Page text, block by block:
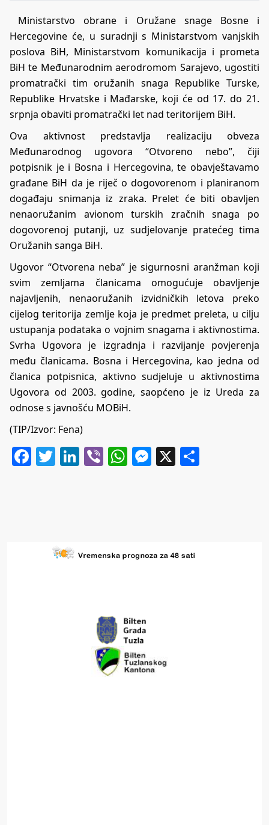
Ministarstvo obrane i Oružane snage Bosne i
Hercegovine će, u suradnji s Ministarstvom vanjskih
poslova BiH, Ministarstvom komunikacija i prometa
BiH te Međunarodnim aerodromom Sarajevo, ugostiti
promatrački tim oružanih snaga Republike Turske,
Republike Hrvatske i Mađarske, koji će od 17. do 21.
srpnja obaviti promatrački let nad teritorijem BiH.
Ova aktivnost predstavlja realizaciju obveza
Međunarodnog ugovora “Otvoreno nebo”, čiji
potpisnik je i Bosna i Hercegovina, te obavještavamo
građane BiH da je riječ o dogovorenom i planiranom
događaju snimanja iz zraka. Prelet će biti obavljen
nenaoružanim avionom turskih zračnih snaga po
dogovorenoj putanji, uz sudjelovanje pratećeg tima
Oružanih sanga BiH.
Ugovor “Otvorena neba” je sigurnosni aranžman koji
svim zemljama članicama omogućuje obavljenje
najavljenih, nenaoružanih izvidničkih letova preko
cijelog teritorija zemlje koja je predmet preleta, u cilju
ustupanja podataka o vojnim snagama i aktivnostima.
Svrha Ugovora je izgradnja i razvijanje povjerenja
među članicama. Bosna i Hercegovina, kao jedna od
članica potpisnica, aktivno sudjeluje u aktivnostima
Ugovora od 2003. godine, saopćeno je iz Ureda za
odnose s javnošću MOBiH.
(TIP/Izvor: Fena)
Facebook
Twitter
LinkedIn
ViberWhatsApp
Messenger
X